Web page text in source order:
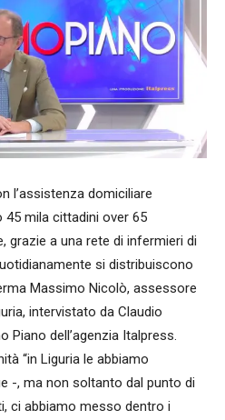
l’assistenza domiciliare
45 mila cittadini over 65
grazie a una rete di infermieri di
si distribuiscono
Massimo Nicolò, assessore
intervistato da Claudio
Piano dell’agenzia Italpress.
“in Liguria le abbiamo
-, ma non soltanto dal punto di
ci abbiamo messo dentro i